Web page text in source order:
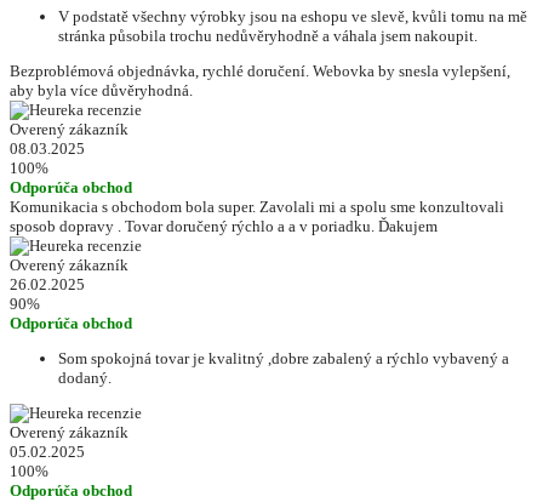
V podstatě všechny výrobky jsou na eshopu ve slevě, kvůli tomu na mě
stránka působila trochu nedůvěryhodně a váhala jsem nakoupit.
Bezproblémová objednávka, rychlé doručení. Webovka by snesla vylepšení,
aby byla více důvěryhodná.
Overený zákazník
08.03.2025
100%
Odporúča obchod
Komunikacia s obchodom bola super. Zavolali mi a spolu sme konzultovali
sposob dopravy . Tovar doručený rýchlo a a v poriadku. Ďakujem
Overený zákazník
26.02.2025
90%
Odporúča obchod
Som spokojná tovar je kvalitný ,dobre zabalený a rýchlo vybavený a
dodaný.
Overený zákazník
05.02.2025
100%
Odporúča obchod